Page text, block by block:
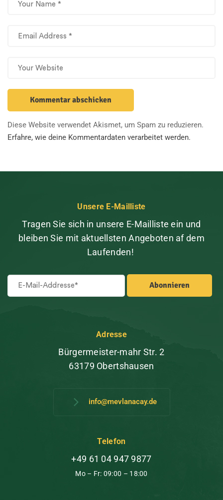
Diese Website verwendet Akismet, um Spam zu reduzieren.
Erfahre, wie deine Kommentardaten verarbeitet werden.
Unsere E-Mailliste
Tragen Sie sich in unsere E-Mailliste ein und
bleiben Sie mit aktuellsten Angeboten af dem
Laufenden!
Adresse
Bürgermeister-mahr Str. 2
63179 Obertshausen
info@mevlanacay.de
Telefon
+49 61 04 947 9877
Mo – Fr: 09:00 – 18:00